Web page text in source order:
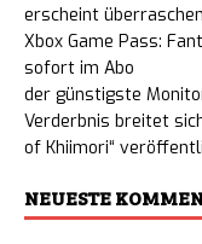
erscheint
Xbox Game Pass:
sofort im Abo
der günstigste
Verderbnis breitet
of Khiimori“
NEUESTE